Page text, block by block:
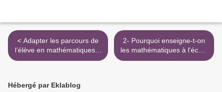
< Adapter les parcours de
l’élève en mathématiques à
l’école élémentaire
2- Pourquoi enseigne-t-on
les mathématiques à l'école
? >
Hébergé par Eklablog